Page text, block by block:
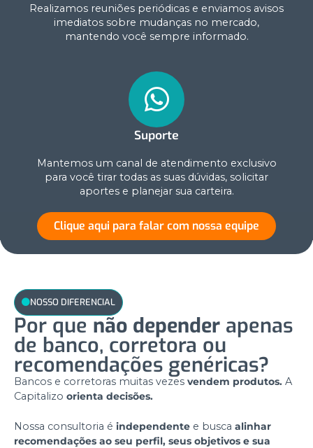
Realizamos reuniões periódicas e enviamos avisos
imediatos sobre mudanças no mercado,
mantendo você sempre informado.
Suporte
Mantemos um canal de atendimento exclusivo
para você tirar todas as suas dúvidas, solicitar
aportes e planejar sua carteira.
Clique aqui para falar com nossa equipe
NOSSO DIFERENCIAL
Por que não depender apenas
de banco, corretora ou
recomendações genéricas?
Bancos e corretoras muitas vezes vendem produtos. A
Capitalizo orienta decisões.
Nossa consultoria é independente e busca alinhar
recomendações ao seu perfil, seus objetivos e sua